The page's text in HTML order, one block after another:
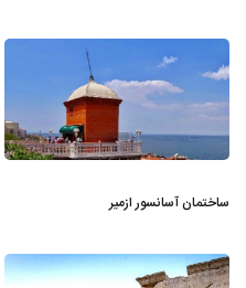
ساختمان آسانسور ازمیر